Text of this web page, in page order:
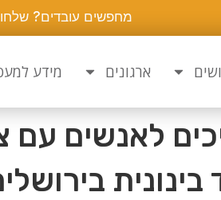
מחפשים עובדים?
ארגונים מידע
לאנשים עם